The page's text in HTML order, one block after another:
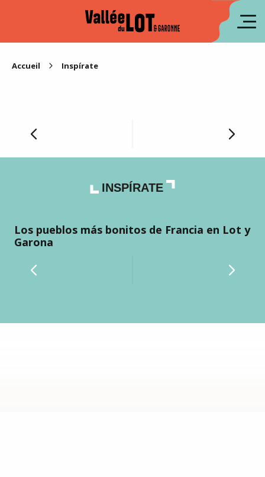
Accueil Inspírate
Estoy aquí para el fin de semana
INSPÍRATE
Los pueblos más bonitos de Francia en Lot y
Garona